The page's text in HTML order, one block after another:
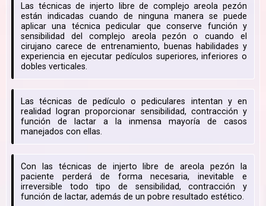
Las técnicas de injerto libre de complejo areola pezón
están indicadas cuando de ninguna manera se puede
aplicar una técnica pedicular que conserve función y
sensibilidad del complejo areola pezón o cuando el
cirujano carece de entrenamiento, buenas habilidades y
experiencia en ejecutar pedículos superiores, inferiores o
dobles verticales.
Las técnicas de pedículo o pediculares intentan y en
realidad logran proporcionar sensibilidad, contracción y
función de lactar a la inmensa mayoría de casos
manejados con ellas.
Con las técnicas de injerto libre de areola pezón la
paciente perderá de forma necesaria, inevitable e
irreversible todo tipo de sensibilidad, contracción y
función de lactar, además de un pobre resultado estético.